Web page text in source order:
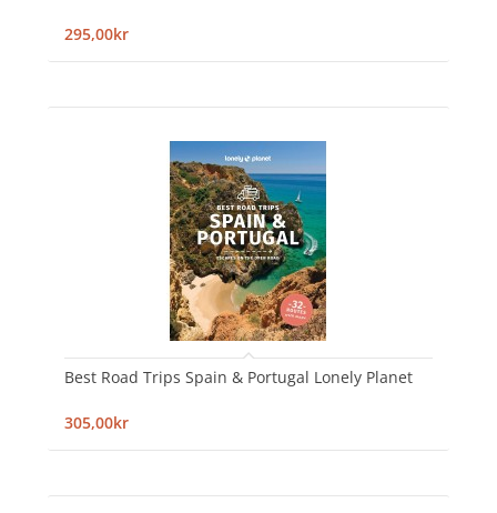
295,00kr
Best Road Trips Spain & Portugal Lonely Planet
305,00kr